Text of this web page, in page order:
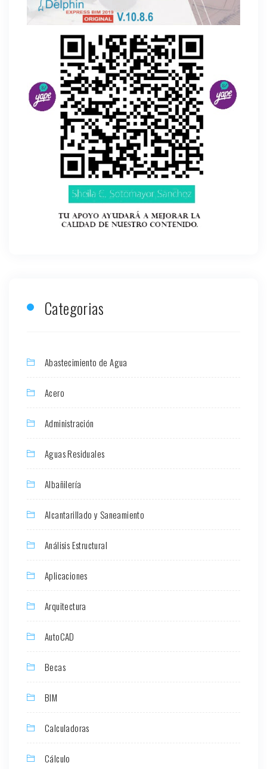
Categorias
Abastecimiento de Agua
Acero
Administración
Aguas Residuales
Albañilería
Alcantarillado y Saneamiento
Análisis Estructural
Aplicaciones
Arquitectura
AutoCAD
Becas
BIM
Calculadoras
Cálculo